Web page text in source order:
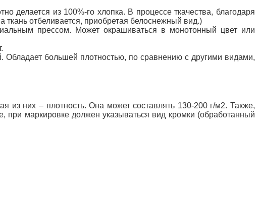
делается из 100%-го хлопка. В процессе ткачества, благодаря
ткань отбеливается, приобретая белоснежный вид.)
прессом. Может окрашиваться в монотонный цвет или
Обладает большей плотностью, по сравнению с другими видами,
из них – плотность. Она может составлять 130-200 г/м2. Также,
маркировке должен указываться вид кромки (обработанный